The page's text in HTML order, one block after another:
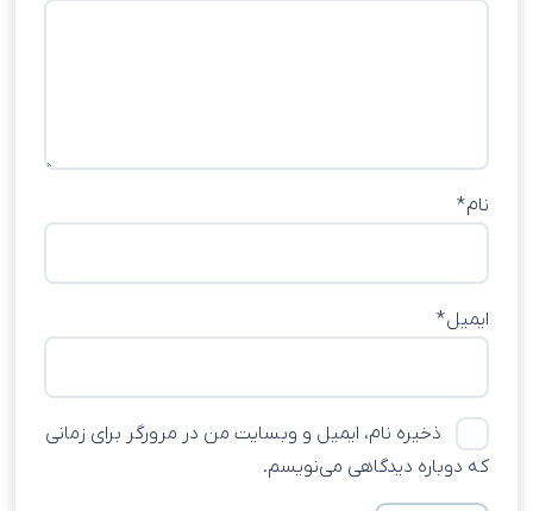
نام*
ایمیل*
ذخیره نام، ایمیل و وبسایت من در مرورگر برای زمانی
که دوباره دیدگاهی می‌نویسم.